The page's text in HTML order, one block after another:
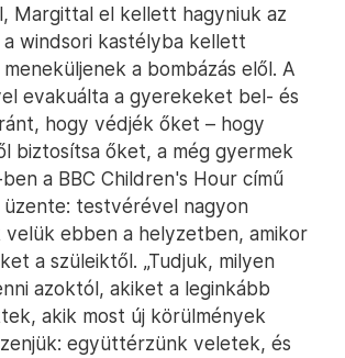
Margittal el kellett hagyniuk az
windsori kastélyba kellett
a bombázás elől. A
evakuálta a gyerekeket bel- és
hogy védjék őket – hogy
biztosítsa őket, a még gyermek
a BBC Children's Hour című
üzente: testvérével nagyon
ebben a helyzetben, amikor
a szüleiktől. „Tudjuk, milyen
azoktól, akiket a leginkább
akik most új körülmények
együttérzünk veletek, és